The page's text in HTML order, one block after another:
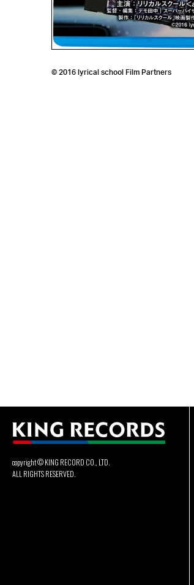
© 2016 lyrical school Film Partners
copyright © KING RECORD CO., LTD.
ALL RIGHTS RESERVED.